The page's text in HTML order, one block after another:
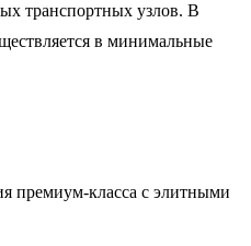
транспортных узлов. В
в минимальные
премиум-класса с элитными